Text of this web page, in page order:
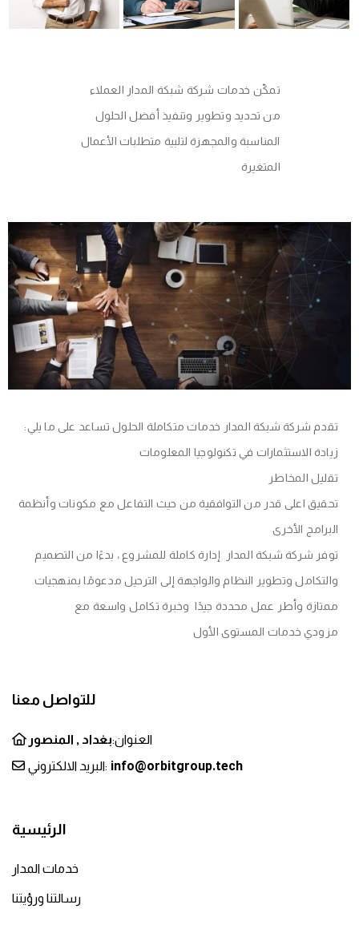
تمكّن خدمات شركة شبكة المدار العملاء
من تحديد وتطوير وتنفيذ أفضل الحلول
المناسبة والمجهزة لتلبية متطلبات الأعمال
المتغيرة
تقدم شركة شبكة المدار خدمات متكاملة الحلول تساعد على ما يلي:
زيادة الاستثمارات في تكنولوجيا المعلومات
تقليل المخاطر
تحقيق اعلى قدر من التوافقية من حيث التفاعل مع مكونات وأنظمة
البرامج الأخرى
توفر شركة شبكة المدار إدارة كاملة للمشروع ، بدءًا من التصميم
والتكامل وتطوير النظام والواجهة إلى الترحيل مدعومًا بمنهجيات
ممتازة وأطر عمل محددة جيدًا وخبرة تكامل واسعة مع
مزودي خدمات المستوى الأول
العنوان:بغداد , المنصور
البريد الالكتروني: info@orbitgroup.tech
الرئيسية
خدمات المدار
رسالتنا ورؤيتنا